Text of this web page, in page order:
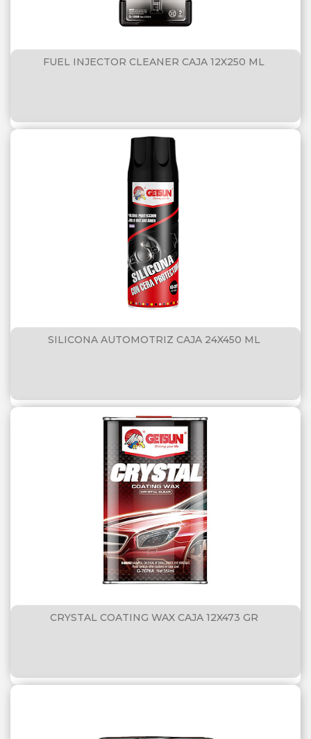
FUEL INJECTOR CLEANER CAJA 12X250 ML
SILICONA AUTOMOTRIZ CAJA 24X450 ML
CRYSTAL COATING WAX CAJA 12X473 GR